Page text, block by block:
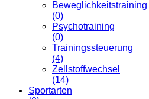
Beweglichkeitstraining
(0)
Psychotraining
(0)
Trainingssteuerung
(4)
Zellstoffwechsel
(14)
Sportarten